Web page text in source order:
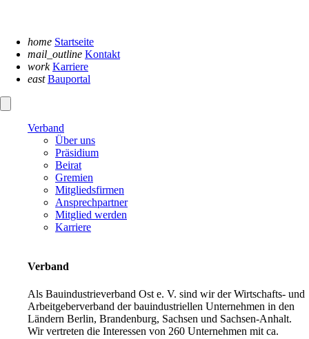
home Startseite
mail_outline Kontakt
work Karriere
east Bauportal
Verband
Über uns
Präsidium
Beirat
Gremien
Mitgliedsfirmen
Ansprechpartner
Mitglied werden
Karriere
Verband
Als Bauindustrieverband Ost e. V. sind wir der Wirtschafts- und
Arbeitgeberverband der bauindustriellen Unternehmen in den
Ländern Berlin, Brandenburg, Sachsen und Sachsen-Anhalt.
Wir vertreten die Interessen von 260 Unternehmen mit ca.